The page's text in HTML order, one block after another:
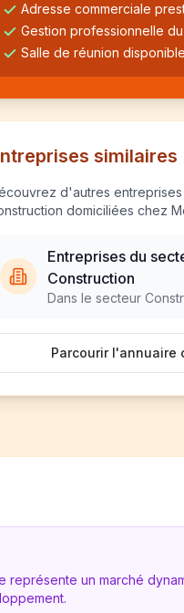
Adresse commerciale
Gestion professionnelle
Salle de réunion disponible
similaires
d'autres
domiciliées chez
Entreprises du
Construction
Dans le secteur
Parcourir l'annuaire
représente un marché